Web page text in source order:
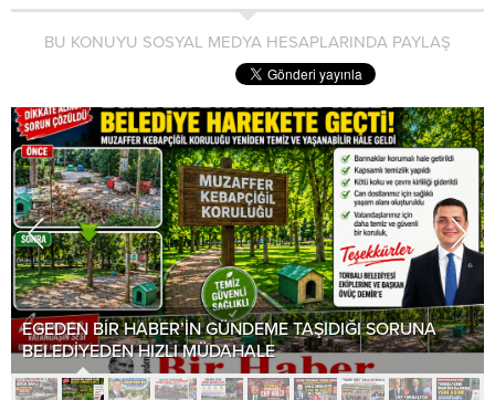
BU KONUYU SOSYAL MEDYA HESAPLARINDA PAYLAŞ
EGEDEN BİR HABER’İN GÜNDEME TAŞIDIĞI SORUNA
BELEDİYEDEN HIZLI MÜDAHALE